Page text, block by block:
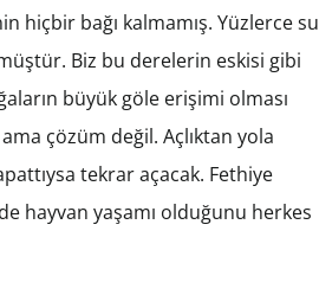
hiçbir bağı kalmamış. Yüzlerce su
Biz bu derelerin eskisi gibi
büyük göle erişimi olması
çözüm değil. Açlıktan yola
tekrar açacak. Fethiye
hayvan yaşamı olduğunu herkes